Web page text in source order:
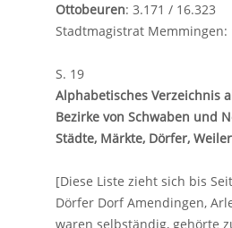
Ottobeuren: 3.171 / 16.323
Stadtmagistrat Memmingen:
S. 19
Alphabetisches Verzeichnis
Bezirke von Schwaben und
Städte, Märkte, Dörfer,
[Diese Liste zieht sich bis
Dörfer Dorf Amendingen,
waren selbständig, gehörte